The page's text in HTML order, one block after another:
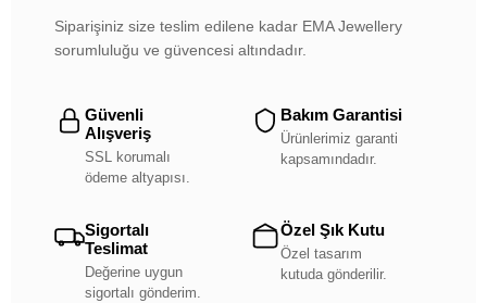
Siparişiniz size teslim edilene kadar EMA Jewellery
sorumluluğu ve güvencesi altındadır.
Güvenli
Alışveriş
SSL korumalı
ödeme altyapısı.
Bakım Garantisi
Ürünlerimiz garanti
kapsamındadır.
Sigortalı
Teslimat
Değerine uygun
sigortalı gönderim.
Özel Şık Kutu
Özel tasarım
kutuda gönderilir.